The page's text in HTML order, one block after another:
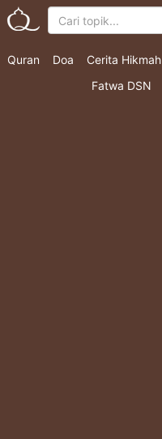
Quran Doa Cerita Hikmah
Fatwa DSN